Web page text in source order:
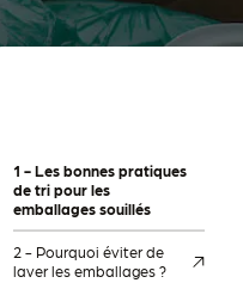
1 -Les bonnes pratiques
de tri pour les
emballages souillés
2 - Pourquoi éviter de
laver les emballages ?